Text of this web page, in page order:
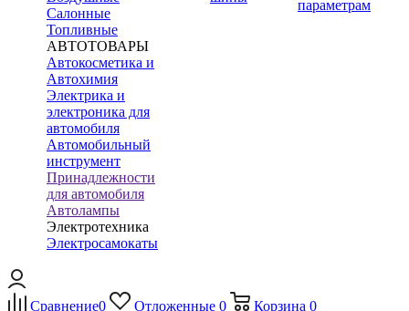
Салонные
Топливные
АВТОТОВАРЫ
Автокосметика и
Автохимия
Электрика и
электроника для
автомобиля
Автомобильный
инструмент
Принадлежности
для автомобиля
Автолампы
Электротехника
Электросамокаты
параметрам
Сравнение0 Отложенные 0 Корзина 0